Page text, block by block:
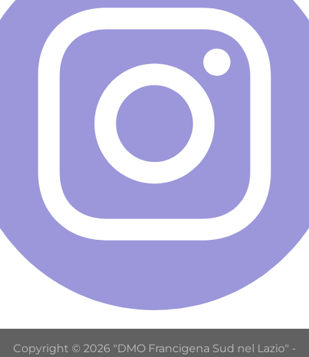
Copyright © 2026 "DMO Francigena Sud nel Lazio" -